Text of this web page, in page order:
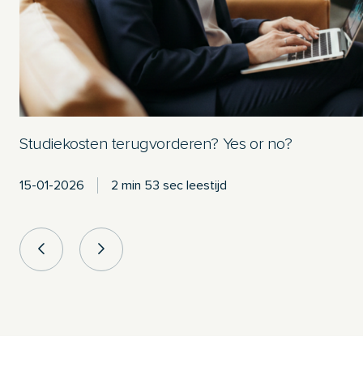
Studiekosten terugvorderen? Yes or no?
15-01-2026 2 min 53 sec leestijd